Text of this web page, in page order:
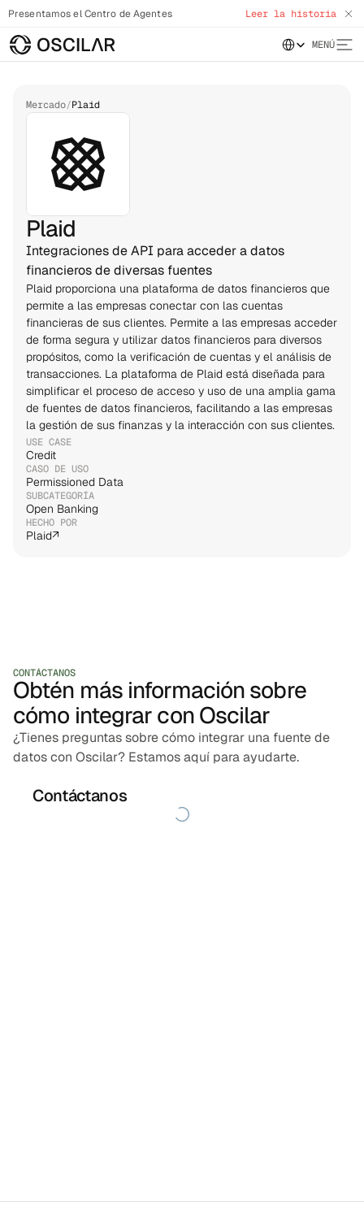
Presentamos el Centro de Agentes Leer la historia
Select Language
MENÚ
Mercado/Plaid
Plaid
Integraciones de API para acceder a datos
financieros de diversas fuentes
Plaid proporciona una plataforma de datos financieros que
permite a las empresas conectar con las cuentas
financieras de sus clientes. Permite a las empresas acceder
de forma segura y utilizar datos financieros para diversos
propósitos, como la verificación de cuentas y el análisis de
transacciones. La plataforma de Plaid está diseñada para
simplificar el proceso de acceso y uso de una amplia gama
de fuentes de datos financieros, facilitando a las empresas
la gestión de sus finanzas y la interacción con sus clientes.
USE CASE
Credit
CASO DE USO
Permissioned Data
SUBCATEGORÍA
Open Banking
HECHO POR
Plaid↗
CONTÁCTANOS
Obtén más información sobre
cómo integrar con Oscilar
¿Tienes preguntas sobre cómo integrar una fuente de
datos con Oscilar? Estamos aquí para ayudarte.
Contáctanos